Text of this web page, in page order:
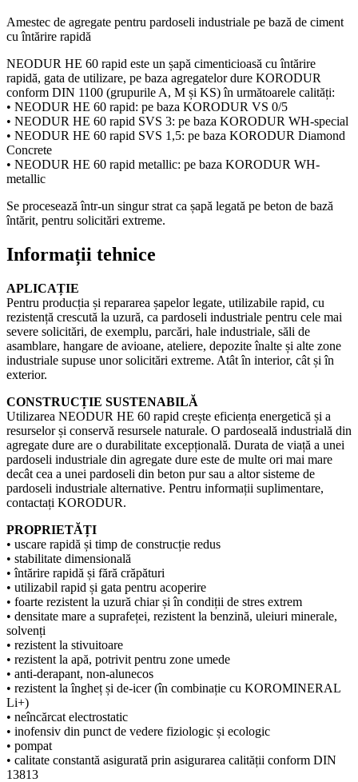
Amestec de agregate pentru pardoseli industriale pe bază de ciment
cu întărire rapidă
NEODUR HE 60 rapid este un șapă cimenticioasă cu întărire
rapidă, gata de utilizare, pe baza agregatelor dure KORODUR
conform DIN 1100 (grupurile A, M și KS) în următoarele calități:
• NEODUR HE 60 rapid: pe baza KORODUR VS 0/5
• NEODUR HE 60 rapid SVS 3: pe baza KORODUR WH-special
• NEODUR HE 60 rapid SVS 1,5: pe baza KORODUR Diamond
Concrete
• NEODUR HE 60 rapid metallic: pe baza KORODUR WH-
metallic
Se procesează într-un singur strat ca șapă legată pe beton de bază
întărit, pentru solicitări extreme.
Informații tehnice
APLICAȚIE
Pentru producția și repararea șapelor legate, utilizabile rapid, cu
rezistență crescută la uzură, ca pardoseli industriale pentru cele mai
severe solicitări, de exemplu, parcări, hale industriale, săli de
asamblare, hangare de avioane, ateliere, depozite înalte și alte zone
industriale supuse unor solicitări extreme. Atât în interior, cât și în
exterior.
CONSTRUCȚIE SUSTENABILĂ
Utilizarea NEODUR HE 60 rapid crește eficiența energetică și a
resurselor și conservă resursele naturale. O pardoseală industrială din
agregate dure are o durabilitate excepțională. Durata de viață a unei
pardoseli industriale din agregate dure este de multe ori mai mare
decât cea a unei pardoseli din beton pur sau a altor sisteme de
pardoseli industriale alternative. Pentru informații suplimentare,
contactați KORODUR.
PROPRIETĂȚI
• uscare rapidă și timp de construcție redus
• stabilitate dimensională
• întărire rapidă și fără crăpături
• utilizabil rapid și gata pentru acoperire
• foarte rezistent la uzură chiar și în condiții de stres extrem
• densitate mare a suprafeței, rezistent la benzină, uleiuri minerale,
solvenți
• rezistent la stivuitoare
• rezistent la apă, potrivit pentru zone umede
• anti-derapant, non-alunecos
• rezistent la îngheț și de-icer (în combinație cu KOROMINERAL
Li+)
• neîncărcat electrostatic
• inofensiv din punct de vedere fiziologic și ecologic
• pompat
• calitate constantă asigurată prin asigurarea calității conform DIN
13813